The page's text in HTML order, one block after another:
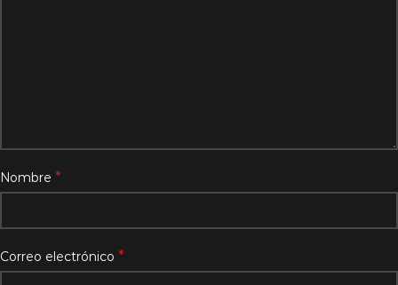
Nombre *
Correo electrónico *